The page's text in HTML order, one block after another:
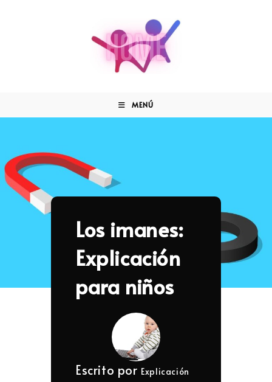
MENÚ
Los imanes:
Explicación
para niños
Escrito por Explicación